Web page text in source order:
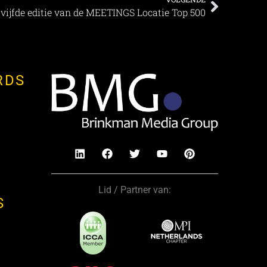
editie van de MEETINGS Locatie Top 500
Lid / Partner van: